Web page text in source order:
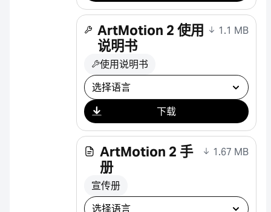
ArtMotion 2 使用
说明书
1.1 MB
使用说明书
选择下载
下载
ArtMotion 2 手
册
1.67 MB
宣传册
选择下载